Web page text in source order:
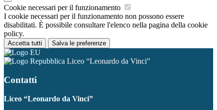
Cookie necessari per il funzionamento
I cookie necessari per il funzionamento non possono essere
disabilitati. È possibile consultare l'elenco nella pagina della cookie
policy.
Accetta tutti Salva le preferenze
Liceo “Leonardo da Vinci”
Contatti
Liceo “Leonardo da Vinci”